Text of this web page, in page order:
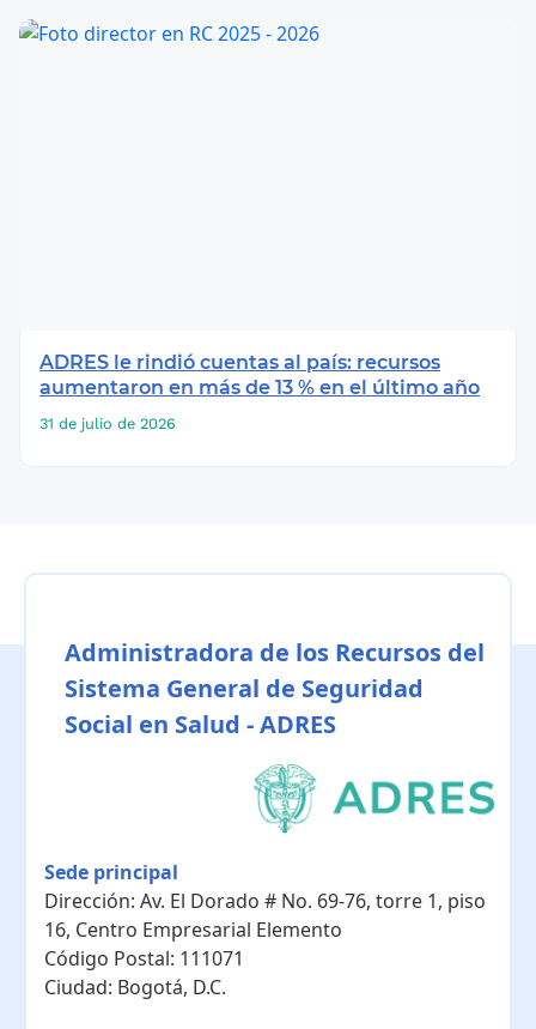
ADRES le rindió cuentas al país: recursos
aumentaron en más de 13 % en el último año
31 de julio de 2026
Administradora de los Recursos del
Sistema General de Seguridad
Social en Salud - ADRES
Sede principal
Dirección: Av. El Dorado # No. 69-76, torre 1, piso
16, Centro Empresarial Elemento
Código Postal: 111071
Ciudad: Bogotá, D.C.